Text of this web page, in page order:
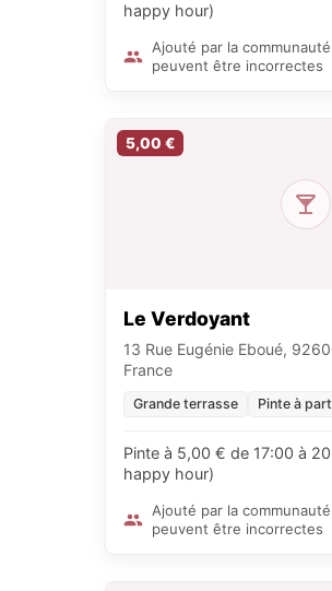
happy hour)
Ajouté par la
peuvent être incorrectes
5,00 €
Le Verdoyant
13 Rue Eugénie Eboué,
France
Grande terrasse Pinte à
Pinte à 5,00 € de 17:00 à
happy hour)
Ajouté par la
peuvent être incorrectes